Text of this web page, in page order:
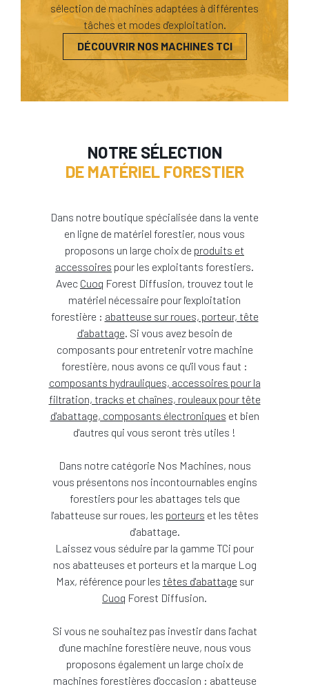
sélection de machines adaptées à différentes
tâches et modes d'exploitation.
DÉCOUVRIR NOS MACHINES TCI
NOTRE SÉLECTION
DE MATÉRIEL FORESTIER
Dans notre boutique spécialisée dans la vente
en ligne de matériel forestier, nous vous
proposons un large choix de produits et
accessoires pour les exploitants forestiers.
Avec Cuoq Forest Diffusion, trouvez tout le
matériel nécessaire pour l'exploitation
forestière : abatteuse sur roues, porteur, tête
d'abattage . Si vous avez besoin de
composants pour entretenir votre machine
forestière, nous avons ce qu'il vous faut :
composants hydrauliques, accessoires pour la
filtration, tracks et chaînes, rouleaux pour tête
d'abattage, composants électroniques et bien
d'autres qui vous seront très utiles !
Dans notre catégorie Nos Machines, nous
vous présentons nos incontournables engins
forestiers pour les abattages tels que
l'abatteuse sur roues, les porteurs et les têtes
d'abattage.
Laissez vous séduire par la gamme TCi pour
nos abatteuses et porteurs et la marque Log
Max, référence pour les têtes d'abattage sur
Cuoq Forest Diffusion.
Si vous ne souhaitez pas investir dans l'achat
d'une machine forestière neuve, nous vous
proposons également un large choix de
machines forestières d'occasion : abatteuse